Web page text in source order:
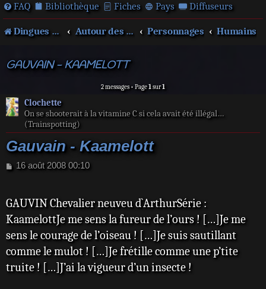
FAQ Bibliothèque Fiches Pays Diffuseurs
Dingues de séries télé ! Autour des films et séries Personnages Humains
GAUVAIN - KAAMELOTT
2 messages • Page1sur1
Clochette
On se shooterait à la vitamine C si cela avait été illégal…
(Trainspotting)
Gauvain - Kaamelott
M
s
a
g
16 août 2008 00:10
GAUVIN Chevalier neuveu d`ArthurSérie :
KaamelottJe me sens la fureur de l’ours ! […]Je me
sens le courage de l’oiseau ! […]Je suis sautillant
comme le mulot ! […]Je frétille comme une p’tite
truite ! […]J’ai la vigueur d’un insecte !